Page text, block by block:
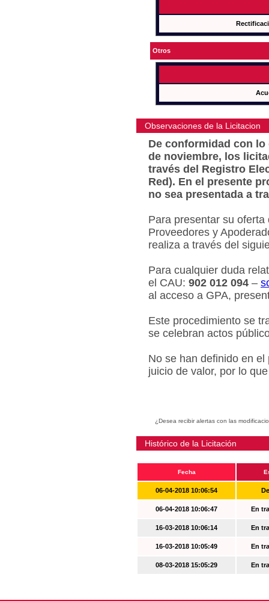
Otros
Observaciones de la Licitacion
De conformidad con lo
de noviembre, los
través del Registro
Red). En el presente
no sea presentada a
Para presentar su
Proveedores y
realiza a través del
Para cualquier duda
el CAU: 902 012 094 –
al acceso a GPA,
Este procedimiento se
se celebran actos
No se han definido en
juicio de valor, por lo
¿Desea recibir alertas con las
Histórico de la Licitación
Fecha
06-04-2018 10:06:54
06-04-2018 10:06:47 En
16-03-2018 10:06:14 En
16-03-2018 10:05:49 En
08-03-2018 15:05:29 En